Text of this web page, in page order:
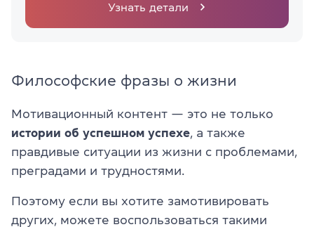
Узнать детали
Философские фразы о жизни
Мотивационный контент — это не только
истории об успешном успехе , а также
правдивые ситуации из жизни с проблемами,
преградами и трудностями.
Поэтому если вы хотите замотивировать
других, можете воспользоваться такими